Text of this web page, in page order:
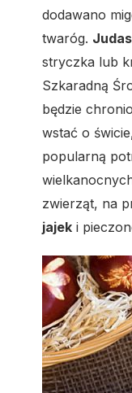
dodawano
twaróg.
stryczka lub
Szkaradną
będzie
wstać o
popularną
zwierząt, na
jajek i